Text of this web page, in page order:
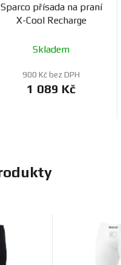
Sparco přísada na praní
X-Cool Recharge
Skladem
900 Kč bez DPH
1 089 Kč